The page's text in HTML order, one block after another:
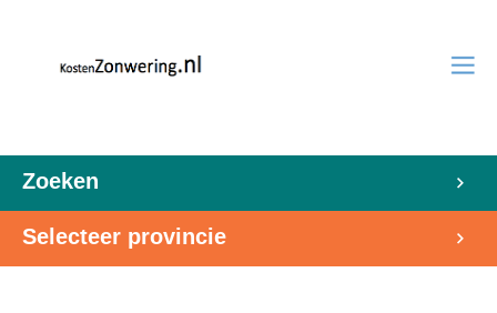
Zoeken
Selecteer provincie